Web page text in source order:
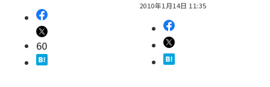
60
2010年1月14日 11:35